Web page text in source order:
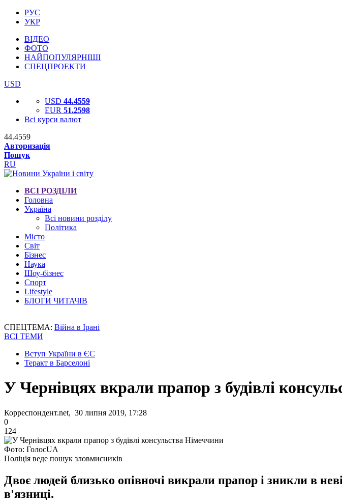
РУС
УКР
ВІДЕО
ФОТО
НАЙПОПУЛЯРНІШІ
СПЕЦПРОЕКТИ
USD
USD 44.4559
EUR 51.2598
Всі курси валют
44.4559
Авторизація
Пошук
RU
ВСІ РОЗДІЛИ
Головна
Україна
Всі новини розділу
Політика
Місто
Світ
Бізнес
Наука
Шоу-бізнес
Спорт
Lifestyle
БЛОГИ ЧИТАЧІВ
СПЕЦТЕМА: Війна в Ірані
ВСІ ТЕМИ
Вступ України в ЄС
Теракт в Барселоні
У Чернівцях вкрали прапор з будівлі
Корреспондент.net, 30 липня 2019, 17:28
0
124
Фото: ГолосUA
Поліція веде пошук зловмисників
Двоє людей близько опівночі викрали прапор і зникли в
в'язниці.